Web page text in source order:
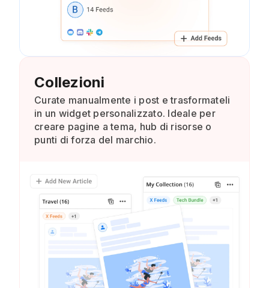
Collezioni
Curate manualmente i post e trasformateli
in un widget personalizzato. Ideale per
creare pagine a tema, hub di risorse o
punti di forza del marchio.